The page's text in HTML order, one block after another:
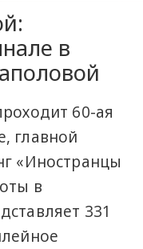
в
60-ая
главной
«Иностранцы
в
331